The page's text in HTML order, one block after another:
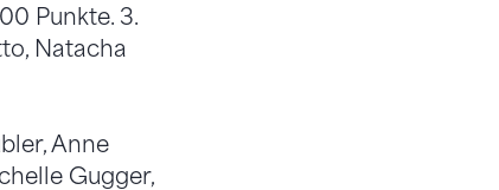
Punkte. 3.
Natacha
Anne
Gugger,